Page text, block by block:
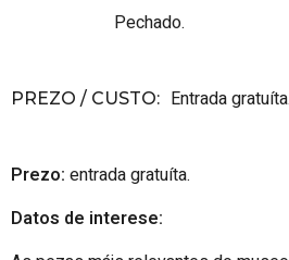
Pechado.
PREZO / CUSTO: Entrada gratuíta.
Prezo: entrada gratuíta.
Datos de interese: